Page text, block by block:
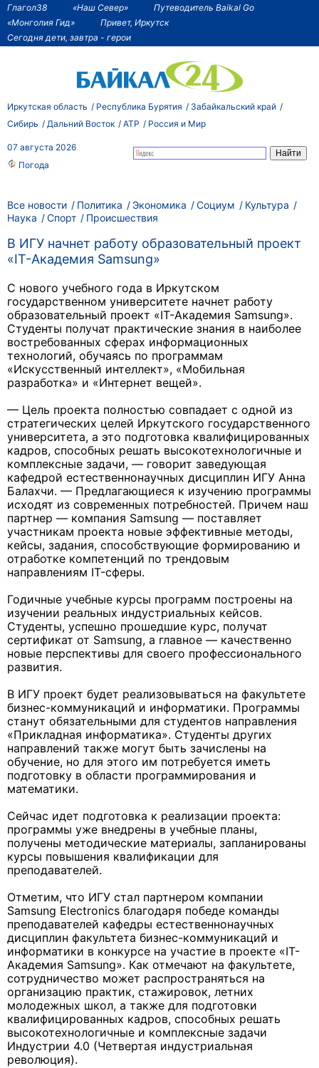
Глагол38 «Наш Север»
Путеводитель Baikal Go
«Монголия Гид»
Привет, Иркутск
Сегодня дети, завтра - герои
Иркутская область Республика Бурятия
Забайкальский край
Сибирь
Дальний Восток АТР Россия и Мир
07 августа 2026
Погода
Все новости Политика Экономика Социум
Культура
Наука
Спорт Происшествия
В ИГУ начнет работу образовательный проект
«IT-Академия Samsung»
С нового учебного года в Иркутском
государственном университете начнет работу
образовательный проект «IT-Академия Samsung».
Студенты получат практические знания в наиболее
востребованных сферах информационных
технологий, обучаясь по программам
«Искусственный интеллект», «Мобильная
разработка» и «Интернет вещей».
— Цель проекта полностью совпадает с одной из
стратегических целей Иркутского государственного
университета, а это подготовка квалифицированных
кадров, способных решать высокотехнологичные и
комплексные задачи, — говорит заведующая
кафедрой естественнонаучных дисциплин ИГУ Анна
Балахчи. — Предлагающиеся к изучению программы
исходят из современных потребностей. Причем наш
партнер — компания Samsung — поставляет
участникам проекта новые эффективные методы,
кейсы, задания, способствующие формированию и
отработке компетенций по трендовым
направлениям IT-сферы.
Годичные учебные курсы программ построены на
изучении реальных индустриальных кейсов.
Студенты, успешно прошедшие курс, получат
сертификат от Samsung, а главное — качественно
новые перспективы для своего профессионального
развития.
В ИГУ проект будет реализовываться на факультете
бизнес-коммуникаций и информатики. Программы
станут обязательными для студентов направления
«Прикладная информатика». Студенты других
направлений также могут быть зачислены на
обучение, но для этого им потребуется иметь
подготовку в области программирования и
математики.
Сейчас идет подготовка к реализации проекта:
программы уже внедрены в учебные планы,
получены методические материалы, запланированы
курсы повышения квалификации для
преподавателей.
Отметим, что ИГУ стал партнером компании
Samsung Electronics благодаря победе команды
преподавателей кафедры естественнонаучных
дисциплин факультета бизнес-коммуникаций и
информатики в конкурсе на участие в проекте «IT-
Академия Samsung». Как отмечают на факультете,
сотрудничество может распространяться на
организацию практик, стажировок, летних
молодежных школ, а также для подготовки
квалифицированных кадров, способных решать
высокотехнологичные и комплексные задачи
Индустрии 4.0 (Четвертая индустриальная
революция).